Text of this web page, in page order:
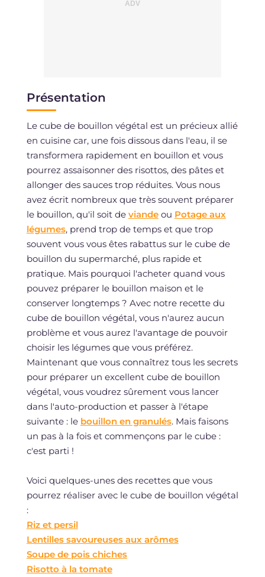
Présentation
Le cube de bouillon végétal est un précieux allié
en cuisine car, une fois dissous dans l'eau, il se
transformera rapidement en bouillon et vous
pourrez assaisonner des risottos, des pâtes et
allonger des sauces trop réduites. Vous nous
avez écrit nombreux que très souvent préparer
le bouillon, qu'il soit de viandeou Potage aux
légumes, prend trop de temps et que trop
souvent vous vous êtes rabattus sur le cube de
bouillon du supermarché, plus rapide et
pratique. Mais pourquoi l'acheter quand vous
pouvez préparer le bouillon maison et le
conserver longtemps ? Avec notre recette du
cube de bouillon végétal, vous n'aurez aucun
problème et vous aurez l'avantage de pouvoir
choisir les légumes que vous préférez.
Maintenant que vous connaîtrez tous les secrets
pour préparer un excellent cube de bouillon
végétal, vous voudrez sûrement vous lancer
dans l'auto-production et passer à l'étape
suivante : le bouillon en granulés. Mais faisons
un pas à la fois et commençons par le cube :
c'est parti !
Voici quelques-unes des recettes que vous
pourrez réaliser avec le cube de bouillon végétal
:
Riz et persil
Lentilles savoureuses aux arômes
Soupe de pois chiches
Risotto à la tomate